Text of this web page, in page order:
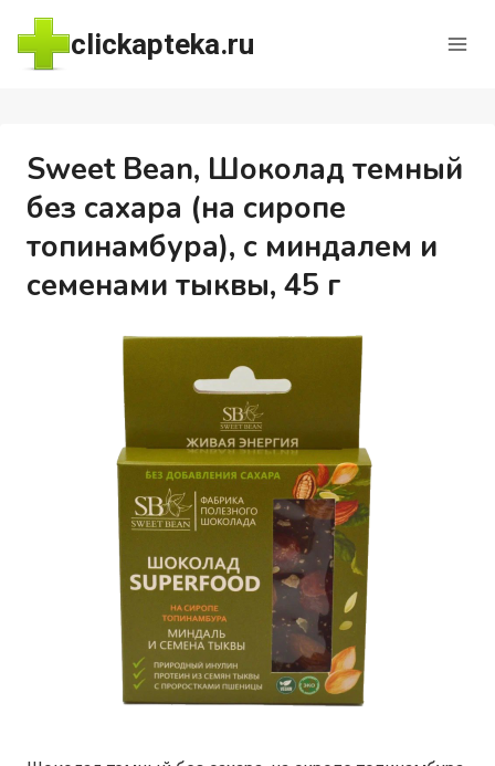
Перейти
содержимому
clickapteka.ru
Sweet Bean, Шоколад темный
без сахара (на сиропе
топинамбура), с миндалем и
семенами тыквы, 45 г